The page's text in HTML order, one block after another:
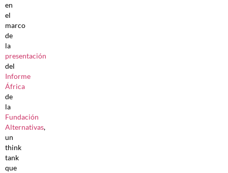
en
el
marco
de
la
presentación
del
Informe
África
de
la
Fundación
Alternativas,
un
think
tank
que